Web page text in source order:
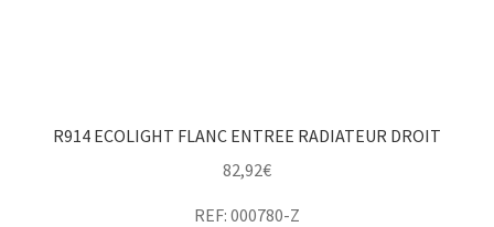
R914 ECOLIGHT FLANC ENTREE RADIATEUR DROIT
82,92€
REF: 000780-Z